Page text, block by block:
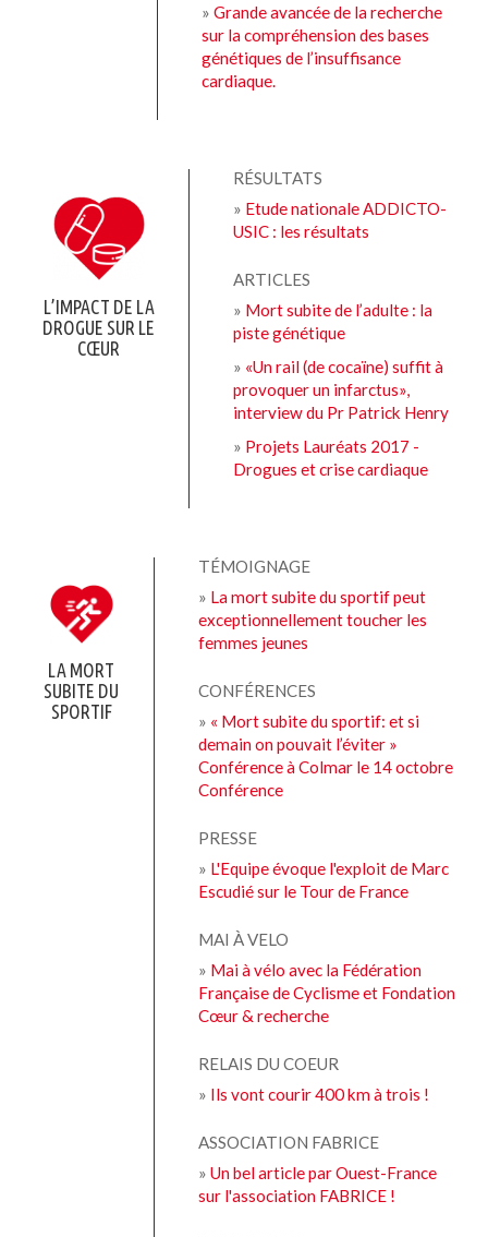
»Grande avancée de la recherche
sur la compréhension des bases
génétiques de l’insuffisance
cardiaque.
L’IMPACT DE LA
DROGUE SUR LE
CŒUR
RÉSULTATS
» Etude nationale ADDICTO-
USIC : les résultats
ARTICLES
» Mort subite de l’adulte : la
piste génétique
» «Un rail (de cocaïne) suffit à
provoquer un infarctus»,
interview du Pr Patrick Henry
» Projets Lauréats 2017 -
Drogues et crise cardiaque
LA MORT
SUBITE DU
SPORTIF
TÉMOIGNAGE
» La mort subite du sportif peut
exceptionnellement toucher les
femmes jeunes
CONFÉRENCES
» « Mort subite du sportif: et si
demain on pouvait l’éviter »
Conférence à Colmar le 14 octobre
Conférence
PRESSE
» L'Equipe évoque l'exploit de Marc
Escudié sur le Tour de France
MAI À VELO
» Mai à vélo avec la Fédération
Française de Cyclisme et Fondation
Cœur & recherche
RELAIS DU COEUR
» Ils vont courir 400 km à trois !
ASSOCIATION FABRICE
» Un bel article par Ouest-France
sur l'association FABRICE !